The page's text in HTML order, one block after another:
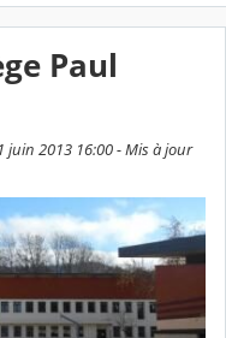
Paul
2013 16:00 - Mis à jour